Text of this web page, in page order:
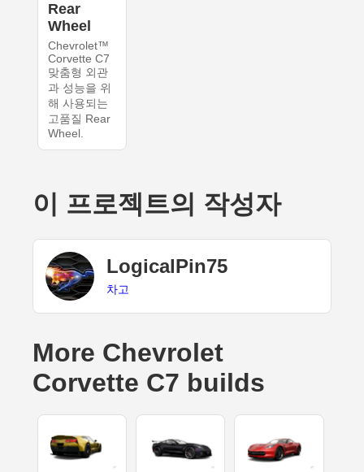
Rear
Wheel
Chevrolet™
Corvette C7
맞춤형 외관
과 성능을 위
해 사용되는
고품질 Rear
Wheel.
이 프로젝트의 작성자
LogicalPin75
차고
More Chevrolet
Corvette C7 builds